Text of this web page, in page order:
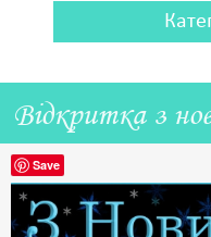
Відкритка з
Save